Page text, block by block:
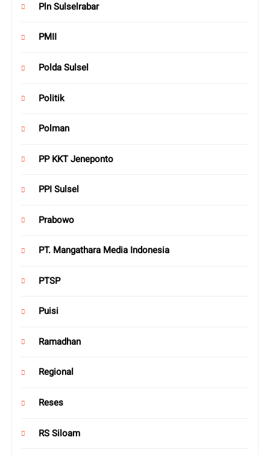
Pln Sulselrabar
PMII
Polda Sulsel
Politik
Polman
PP KKT Jeneponto
PPI Sulsel
Prabowo
PT. Mangathara Media Indonesia
PTSP
Puisi
Ramadhan
Regional
Reses
RS Siloam